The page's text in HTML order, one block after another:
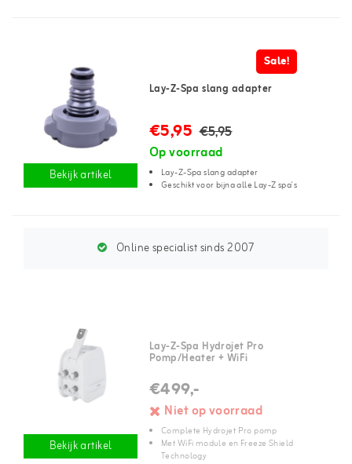
Bekijk artikel
Sale!
Lay-Z-Spa slang adapter
€5,95 €5,95
Op voorraad
Lay-Z-Spa slang adapter
Geschikt voor bijna alle Lay-Z spa's
Online specialist sinds 2007
Bekijk artikel
Lay-Z-Spa Hydrojet Pro
Pomp/Heater + WiFi
€499,-
Niet op voorraad
Complete Hydrojet Pro pomp
Met WiFi module en Freeze Shield
Technology